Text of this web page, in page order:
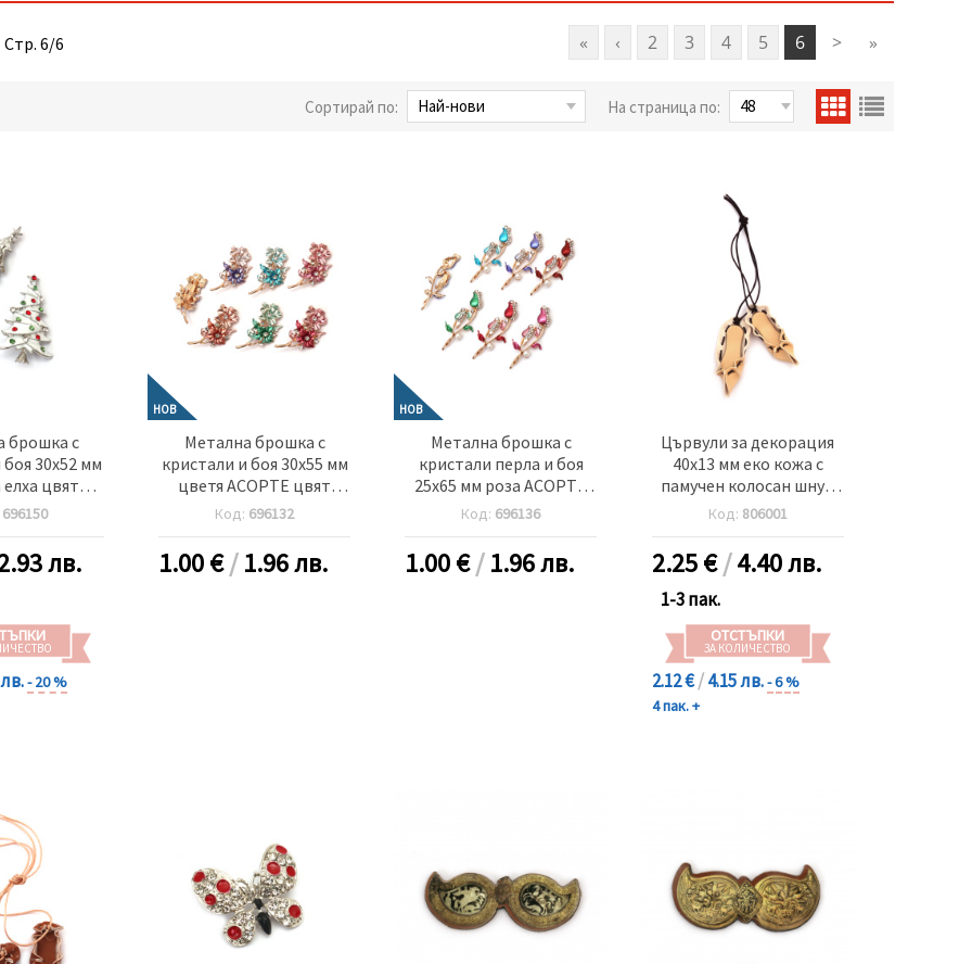
« ‹ 2 3 4 5 6 > »
Стр. 6/6
Сортирай по: На страница по:
брошка с
30x52 мм
цвят
696150
лв.
- 20 %
НОВ
Метална брошка с
кристали и боя 30x55 мм
цветя АСОРТЕ цвят
злато
Код: 696132
1.00€/1.96 лв.
НОВ
Метална брошка с
кристали перла и боя
25x65 мм роза АСОРТЕ
цвят злато
Код: 696136
1.00€/1.96 лв.
Цървули за декорация
40x13 мм еко кожа с
памучен колосан шнур
бели -5 чифта
Код: 806001
2.25€/4.40 лв.
1-3 пак.
ОТСТЪПКИ
ЗА КОЛИЧЕСТВО
2.12 €/4.15 лв.- 6 %
4 пак. +